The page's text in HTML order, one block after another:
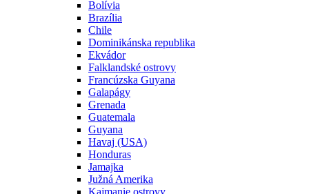
Bolívia
Brazília
Chile
Dominikánska republika
Ekvádor
Falklandské ostrovy
Francúzska Guyana
Galapágy
Grenada
Guatemala
Guyana
Havaj (USA)
Honduras
Jamajka
Južná Amerika
Kajmanie ostrovy